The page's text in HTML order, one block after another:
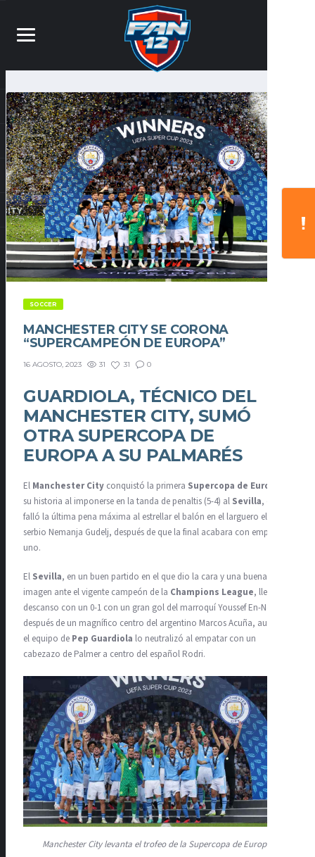
SOCCER
MANCHESTER CITY SE CORONA
“SUPERCAMPEÓN DE EUROPA”
16 AGOSTO, 2023 31 31 0
GUARDIOLA, TÉCNICO DEL
MANCHESTER CITY, SUMÓ
OTRA SUPERCOPA DE
EUROPA A SU PALMARÉS
El Manchester City conquistó la primera Supercopa de Europa
su historia al imponerse en la tanda de penaltis (5-4) al Sevilla, que
falló la última pena máxima al estrellar el balón en el larguero el
serbio Nemanja Gudelj, después de que la final acabara con empate a
uno.
El Sevilla, en un buen partido en el que dio la cara y una buena
imagen ante el vigente campeón de la Champions League, llegó al
descanso con un 0-1 con un gran gol del marroquí Youssef En-Nesyri,
después de un magnífico centro del argentino Marcos Acuña, aunque
el equipo de Pep Guardiola lo neutralizó al empatar con un
cabezazo de Palmer a centro del español Rodri.
Manchester City levanta el trofeo de la Supercopa de Europa.